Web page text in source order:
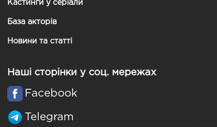
Кастинги у серіали
База акторів
Новини та статті
Наші сторінки у соц. мережах
Facebook
Telegram